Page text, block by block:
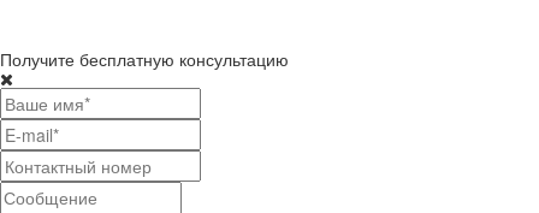
Получите бесплатную консультацию